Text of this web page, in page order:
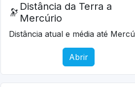
🔭 Distância da Terra a
Mercúrio
Distância atual e média até
Abrir